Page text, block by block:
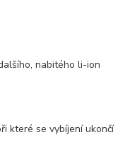
nabitého li-ion
které se vybíjení ukončí